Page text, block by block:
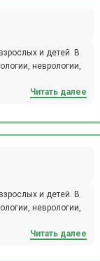
и детей. В
неврологии,
Читать далее
и детей. В
неврологии,
Читать далее